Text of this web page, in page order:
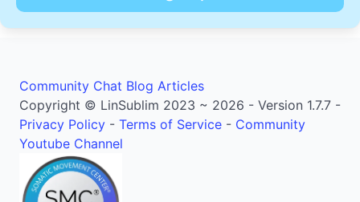
Community Chat Blog Articles
Copyright © LinSublim 2023 ~ 2026 - Version 1.7.7 -
Privacy Policy - Terms of Service - Community
Youtube Channel